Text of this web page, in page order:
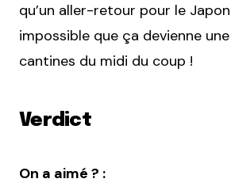
qu’un aller-retour pour le
impossible que ça devienne
cantines du midi du coup !
Verdict
On a aimé ? :